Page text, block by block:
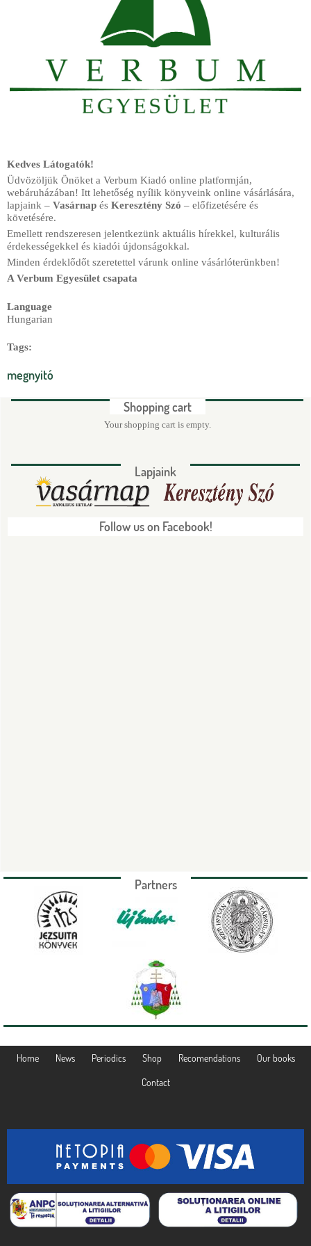
Kedves Látogatók!
Üdvözöljük Önöket a Verbum Kiadó online platformján,
webáruházában! Itt lehetőség nyílik könyveink online vásárlására,
lapjaink – Vasárnap és Keresztény Szó – előfizetésére és
követésére.
Emellett rendszeresen jelentkezünk aktuális hírekkel, kulturális
érdekességekkel és kiadói újdonságokkal.
Minden érdeklődőt szeretettel várunk online vásárlóterünkben!
A Verbum Egyesület csapata
Language
Hungarian
Tags:
megnyitó
Shopping cart
Your shopping cart is empty.
Lapjaink
Follow us on Facebook!
Partners
Home News Periodics Shop Recomendations Our books
Contact